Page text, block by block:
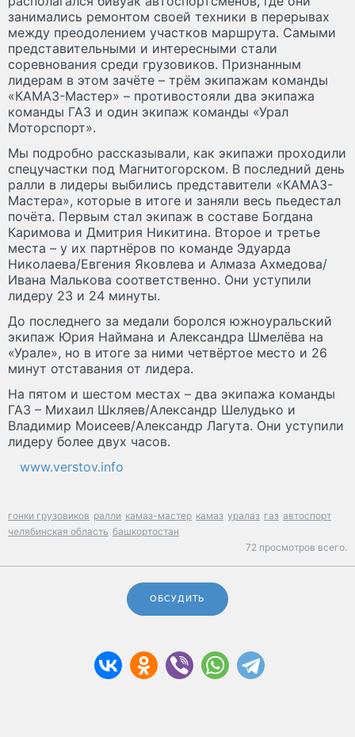
занимались ремонтом своей техники в перерывах
между преодолением участков маршрута. Самыми
представительными и интересными стали
соревнования среди грузовиков. Признанным
лидерам в этом зачёте – трём экипажам команды
«КАМАЗ-Мастер» – противостояли два экипажа
команды ГАЗ и один экипаж команды «Урал
Моторспорт».
Мы подробно рассказывали, как экипажи проходили
спецучастки под Магнитогорском. В последний день
ралли в лидеры выбились представители «КАМАЗ-
Мастера», которые в итоге и заняли весь пьедестал
почёта. Первым стал экипаж в составе Богдана
Каримова и Дмитрия Никитина. Второе и третье
места – у их партнёров по команде Эдуарда
Николаева/Евгения Яковлева и Алмаза Ахмедова/
Ивана Малькова соответственно. Они уступили
лидеру 23 и 24 минуты.
До последнего за медали боролся южноуральский
экипаж Юрия Наймана и Александра Шмелёва на
«Урале», но в итоге за ними четвёртое место и 26
минут отставания от лидера.
На пятом и шестом местах – два экипажа команды
ГАЗ – Михаил Шкляев/Александр Шелудько и
Владимир Моисеев/Александр Лагута. Они уступили
лидеру более двух часов.
www.verstov.info
гонки грузовиков ралли камаз-мастер камаз уралаз газ автоспорт
челябинская область башкортостан
72 просмотров всего.
ОБСУДИТЬ